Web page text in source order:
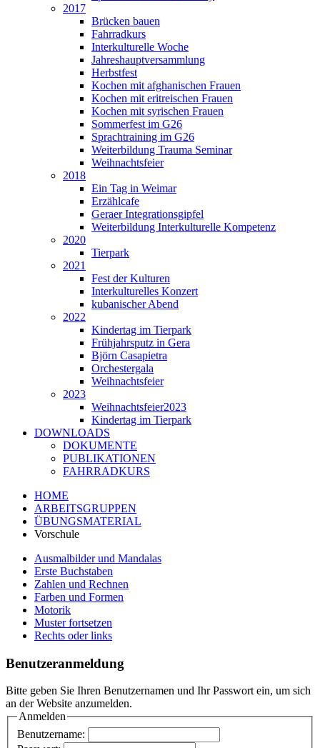
2017
Brücken bauen
Fahrradkurs
Interkulturelle Woche
Jahreshauptversammlung
Herbstfest
Kochen mit afghanischen Frauen
Kochen mit eritreischen Frauen
Kochen mit syrischen Frauen
Sommerfest im G26
Sprachtraining im G26
Weiterbildung Trauma Seminar
Weihnachtsfeier
2018
Ein Tag in Weimar
Erzählcafe
Geraer Integrationsgipfel
Weiterbildung Interkulturelle Kompetenz
2020
Tierpark
2021
Fest der Kulturen
Interkulturelles Konzert
kubanischer Abend
2022
Kindertag im Tierpark
Frühjahrsputz in Gera
Björn Casapietra
Orchestergala
Weihnachtsfeier
2023
Weihnachtsfeier2023
Kindertag im Tierpark
DOWNLOADS
DOKUMENTE
PUBLIKATIONEN
FAHRRADKURS
HOME
ARBEITSGRUPPEN
ÜBUNGSMATERIAL
Vorschule
Ausmalbilder und Mandalas
Erste Buchstaben
Zahlen und Rechnen
Farben und Formen
Motorik
Muster fortsetzen
Rechts oder links
Benutzeranmeldung
Bitte geben Sie Ihren Benutzernamen und Ihr Passwort ein, um sich
an der Website anzumelden.
Anmelden
Benutzername: